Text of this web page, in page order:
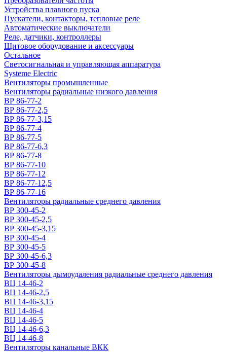
Устройства плавного пуска
Пускатели, контакторы, тепловые реле
Автоматические выключатели
Реле, датчики, контроллеры
Щитовое оборудование и аксессуары
Остальное
Светосигнальная и управляющая аппаратура
Systeme Electric
Вентиляторы промышленные
Вентиляторы радиальные низкого давления
ВР 86-77-2
ВР 86-77-2,5
ВР 86-77-3,15
ВР 86-77-4
ВР 86-77-5
ВР 86-77-6,3
ВР 86-77-8
ВР 86-77-10
ВР 86-77-12
ВР 86-77-12,5
ВР 86-77-16
Вентиляторы радиальные среднего давления
ВР 300-45-2
ВР 300-45-2,5
ВР 300-45-3,15
ВР 300-45-4
ВР 300-45-5
ВР 300-45-6,3
ВР 300-45-8
Вентиляторы дымоудаления радиальные среднего давления
ВЦ 14-46-2
ВЦ 14-46-2,5
ВЦ 14-46-3,15
ВЦ 14-46-4
ВЦ 14-46-5
ВЦ 14-46-6,3
ВЦ 14-46-8
Вентиляторы канальные ВКК